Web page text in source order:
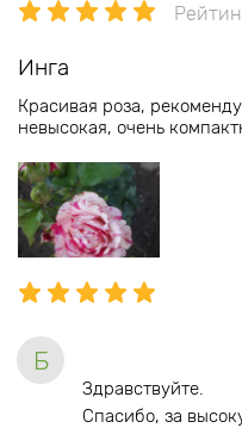
Инга
Красивая роза,
невысокая, очень
Б
Здравствуйте.
Спасибо, за